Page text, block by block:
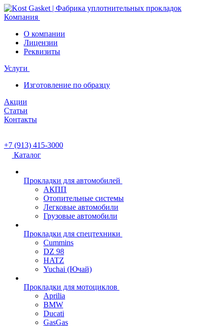
Компания
О компании
Лицензии
Реквизиты
Услуги
Изготовление по образцу
Акции
Статьи
Контакты
+7 (913) 415-3000
Каталог
Прокладки для автомобилей
АКПП
Отопительные системы
Легковые автомобили
Грузовые автомобили
Прокладки для спецтехники
Cummins
DZ 98
HATZ
Yuchai (Ючай)
Прокладки для мотоциклов
Aprilia
BMW
Ducati
GasGas